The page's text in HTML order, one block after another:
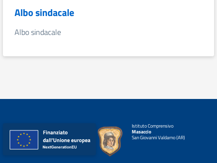
Albo sindacale
Albo sindacale
Istituto Comprensivo
Masaccio
San Giovanni Valdarno (AR)